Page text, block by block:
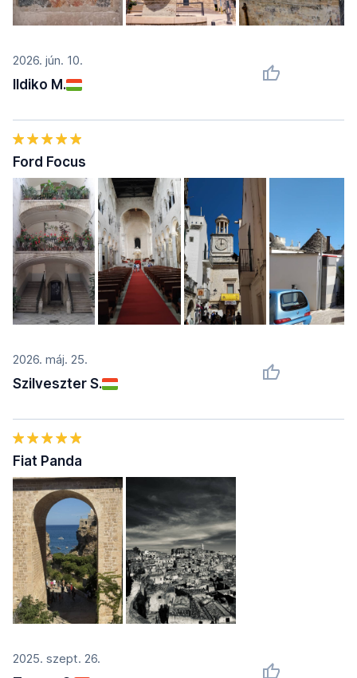
2026. jún. 10.
Ildiko M.
2026. máj. 25.
Szilveszter S.
Ford Focus
2025. szept. 26.
Fiat Panda